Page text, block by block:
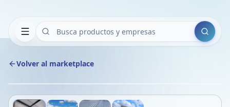
Buscar
Volver al marketplace
1/4